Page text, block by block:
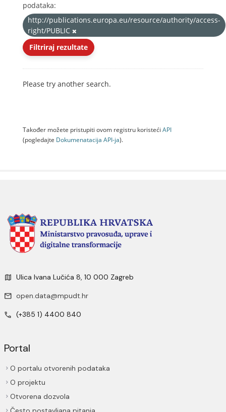
podataka:
http://publications.europa.eu/resource/authority/access-
right/PUBLIC
Filtriraj rezultate
Please try another search.
Također možete pristupiti ovom registru koristeći API
(pogledajte Dokumenаtаcijа API-jа).